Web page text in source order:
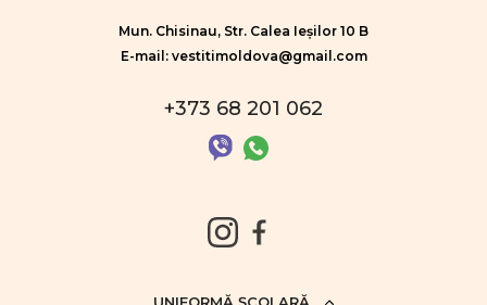
Mun. Chisinau, Str. Calea Ieșilor 10 B
E-mail: vestitimoldova@gmail.com
+373 68 201 062